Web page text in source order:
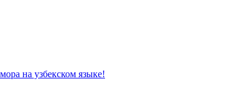
на узбекском языке!